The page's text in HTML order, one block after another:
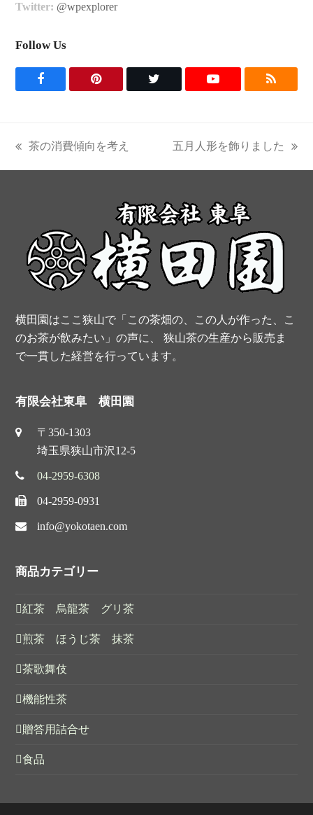
Twitter: @wpexplorer
Follow Us
F
o
k
P
n
s
t
T
e
Y
u
b
R
S
previous
post:
茶の消費傾向を考え
next
post:
五月人形を飾りました
横田園はここ狭山で「この茶畑の、この人が作った、こ
のお茶が飲みたい」の声に、 狭山茶の生産から販売ま
で一貫した経営を行っています。
有限会社東阜 横田園
〒350-1303
埼玉県狭山市沢12-5
04-2959-6308
04-2959-0931
info@yokotaen.com
商品カテゴリー
紅茶 烏龍茶 グリ茶
煎茶 ほうじ茶 抹茶
茶歌舞伎
機能性茶
贈答用詰合せ
食品